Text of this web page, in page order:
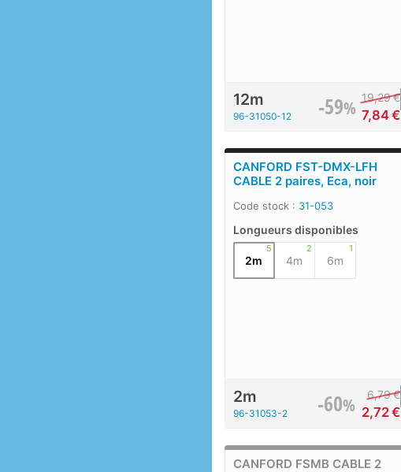
12m
96-31050-12 -59% 19,29€
7,84€
CANFORD FST-DMX-LFH
CABLE 2 paires, Eca, noir
Code stock : 31-053
Longueurs disponibles
5
2m
2
4m
1
6m
2m
96-31053-2 -60% 6,79€
2,72€
CANFORD FSMB CABLE 2